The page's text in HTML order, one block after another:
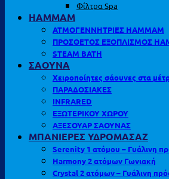
Φίλτρα Spa
HAMMAM
ΑΤΜΟΓΕΝΝΗΤΡΙΕΣ HAMMAM
ΠΡΟΣΘΕΤΟΣ ΕΞΟΠΛΙΣΜΟΣ
STEAM BATH
ΣΑΟΥΝΑ
Χειροποίητες σάουνες στα
ΠΑΡΑΔΟΣΙΑΚΕΣ
INFRARED
ΕΞΩΤΕΡΙΚΟΥ ΧΩΡΟΥ
ΑΞΕΣΟΥΑΡ ΣΑΟΥΝΑΣ
ΜΠΑΝΙΕΡΕΣ ΥΔΡΟΜΑΣΑΖ
Serenity 1 ατόμου – Γυάλινη
Harmony 2 ατόμων Γωνιακή
Crystal 2 ατόμων – Γυάλινη